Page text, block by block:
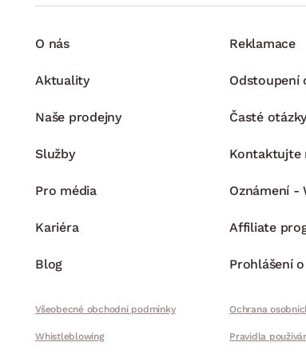
O nás
Aktuality
Naše prodejny
Služby
Pro média
Kariéra
Blog
Reklamace
Odstoupení
Časté
Kontaktujte
Oznámení -
Affiliate
Prohlášení
Všeobecné obchodní podmínky Ochrana
Whistleblowing Pravidla